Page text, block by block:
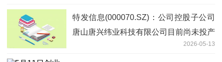
特发信息(000070.SZ)：公司控股子公司
唐山唐兴纬业科技有限公司目前尚未投产
2026-05-13